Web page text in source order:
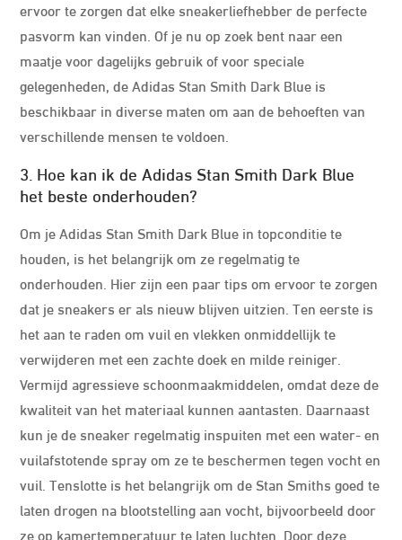
ervoor te zorgen dat elke sneakerliefhebber de perfecte
pasvorm kan vinden. Of je nu op zoek bent naar een
maatje voor dagelijks gebruik of voor speciale
gelegenheden, de Adidas Stan Smith Dark Blue is
beschikbaar in diverse maten om aan de behoeften van
verschillende mensen te voldoen.
3. Hoe kan ik de Adidas Stan Smith Dark Blue
het beste onderhouden?
Om je Adidas Stan Smith Dark Blue in topconditie te
houden, is het belangrijk om ze regelmatig te
onderhouden. Hier zijn een paar tips om ervoor te zorgen
dat je sneakers er als nieuw blijven uitzien. Ten eerste is
het aan te raden om vuil en vlekken onmiddellijk te
verwijderen met een zachte doek en milde reiniger.
Vermijd agressieve schoonmaakmiddelen, omdat deze de
kwaliteit van het materiaal kunnen aantasten. Daarnaast
kun je de sneaker regelmatig inspuiten met een water- en
vuilafstotende spray om ze te beschermen tegen vocht en
vuil. Tenslotte is het belangrijk om de Stan Smiths goed te
laten drogen na blootstelling aan vocht, bijvoorbeeld door
ze op kamertemperatuur te laten luchten. Door deze